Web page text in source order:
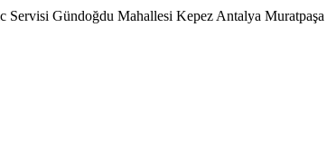
Gündoğdu Mahallesi Kepez Antalya Muratpaşa